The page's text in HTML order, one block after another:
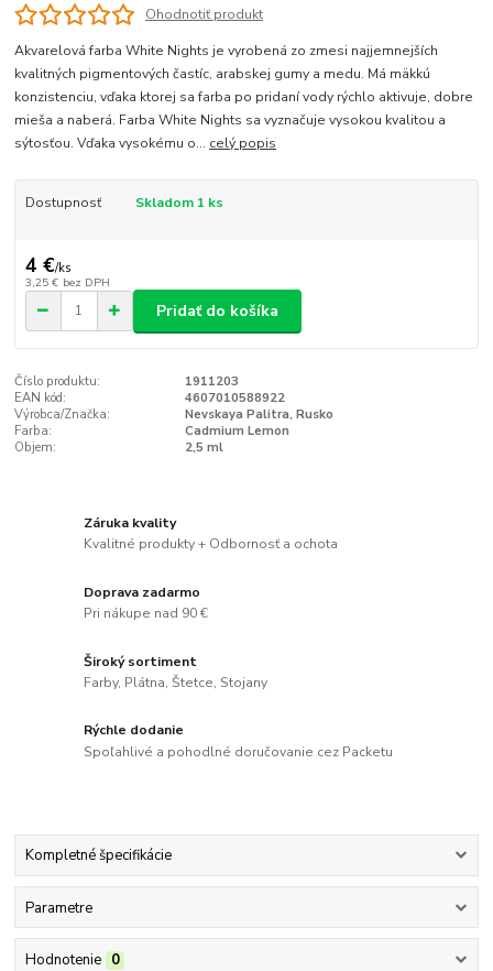
Ohodnotiť produkt
Akvarelová farba White Nights je vyrobená zo zmesi najjemnejších
kvalitných pigmentových častíc, arabskej gumy a medu. Má mäkkú
konzistenciu, vďaka ktorej sa farba po pridaní vody rýchlo aktivuje, dobre
mieša a naberá. Farba White Nights sa vyznačuje vysokou kvalitou a
sýtosťou. Vďaka vysokému o... celý popis
Dostupnosť Skladom 1 ks
4 €/ks
3,25 € bez DPH
Pridať do košíka
Číslo produktu:
1911203
EAN kód:
4607010588922
Výrobca/Značka:
Nevskaya Palitra, Rusko
Farba:
Cadmium Lemon
Objem:
2,5 ml
Záruka kvality
Kvalitné produkty + Odbornosť a ochota
Doprava zadarmo
Pri nákupe nad 90 €
Široký sortiment
Farby, Plátna, Štetce, Stojany
Rýchle dodanie
Spoľahlivé a pohodlné doručovanie cez Packetu
Kompletné špecifikácie
Parametre
Hodnotenie 0